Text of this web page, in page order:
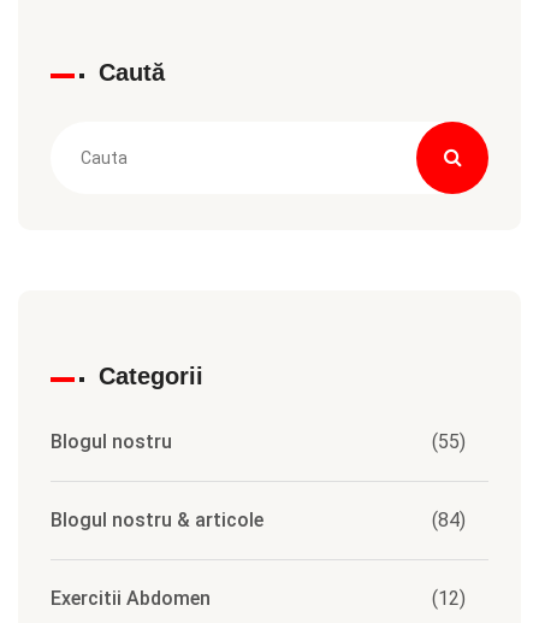
Caută
Categorii
Blogul nostru (55)
Blogul nostru & articole (84)
Exercitii Abdomen (12)